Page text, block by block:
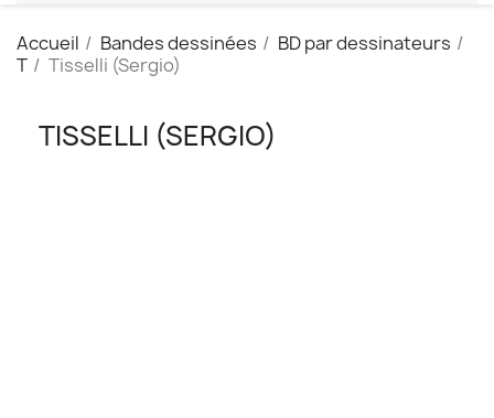
Accueil Bandes dessinées
BD par dessinateurs
T
Tisselli (Sergio)
TISSELLI (SERGIO)